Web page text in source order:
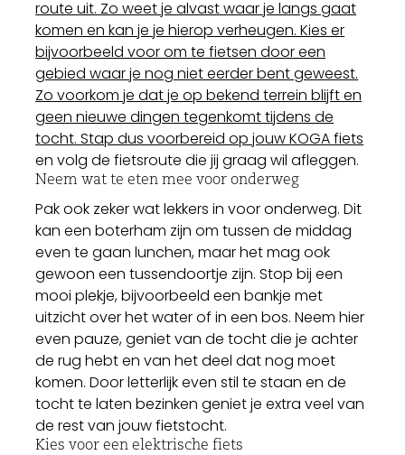
route uit. Zo weet je alvast waar je langs gaat
komen en kan je je hierop verheugen. Kies er
bijvoorbeeld voor om te fietsen door een
gebied waar je nog niet eerder bent geweest.
Zo voorkom je dat je op bekend terrein blijft en
geen nieuwe dingen tegenkomt tijdens de
tocht. Stap dus voorbereid op jouwKOGA fiets
en volg de fietsroute die jij graag wil afleggen.
Neem wat te eten mee voor onderweg
Pak ook zeker wat lekkers in voor onderweg. Dit
kan een boterham zijn om tussen de middag
even te gaan lunchen, maar het mag ook
gewoon een tussendoortje zijn. Stop bij een
mooi plekje, bijvoorbeeld een bankje met
uitzicht over het water of in een bos. Neem hier
even pauze, geniet van de tocht die je achter
de rug hebt en van het deel dat nog moet
komen. Door letterlijk even stil te staan en de
tocht te laten bezinken geniet je extra veel van
de rest van jouw fietstocht.
Kies voor een elektrische fiets